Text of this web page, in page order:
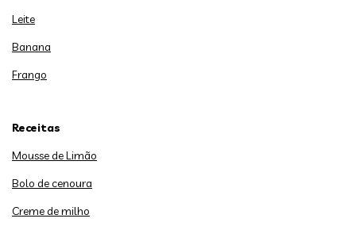
Leite
Banana
Frango
Receitas
Mousse de Limão
Bolo de cenoura
Creme de milho